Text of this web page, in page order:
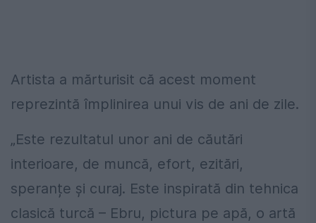
Artista a mărturisit că acest moment
reprezintă împlinirea unui vis de ani de zile.
„Este rezultatul unor ani de căutări
interioare, de muncă, efort, ezitări,
speranțe și curaj. Este inspirată din tehnica
clasică turcă – Ebru, pictura pe apă, o artă